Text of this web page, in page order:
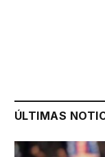
ÚLTIMAS